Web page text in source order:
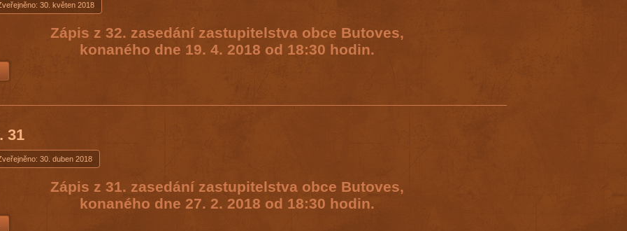
30. květen 2018
Zápis z 32. zasedání zastupitelstva obce Butoves,
konaného dne 19. 4. 2018 od 18:30 hodin.
31
30. duben 2018
Zápis z 31. zasedání zastupitelstva obce Butoves,
konaného dne 27. 2. 2018 od 18:30 hodin.